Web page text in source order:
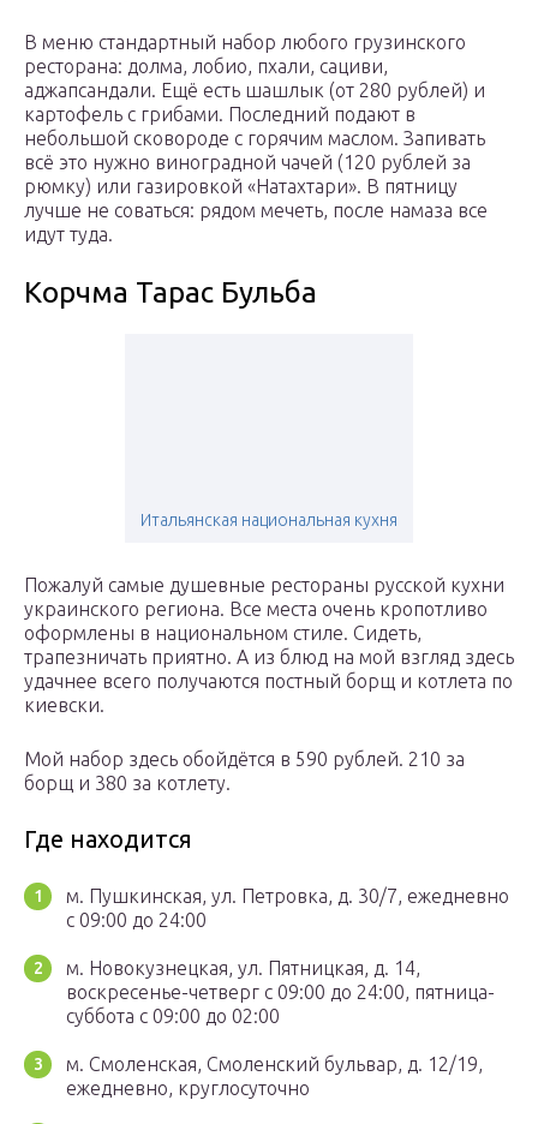
В меню стандартный набор любого грузинского
ресторана: долма, лобио, пхали, сациви,
аджапсандали. Ещё есть шашлык (от 280 рублей) и
картофель с грибами. Последний подают в
небольшой сковороде с горячим маслом. Запивать
всё это нужно виноградной чачей (120 рублей за
рюмку) или газировкой «Натахтари». В пятницу
лучше не соваться: рядом мечеть, после намаза все
идут туда.
Корчма Тарас Бульба
Итальянская национальная кухня
Пожалуй самые душевные рестораны русской кухни
украинского региона. Все места очень кропотливо
оформлены в национальном стиле. Сидеть,
трапезничать приятно. А из блюд на мой взгляд здесь
удачнее всего получаются постный борщ и котлета по
киевски.
Мой набор здесь обойдётся в 590 рублей. 210 за
борщ и 380 за котлету.
Где находится
м. Пушкинская, ул. Петровка, д. 30/7, ежедневно
с 09:00 до 24:00
м. Новокузнецкая, ул. Пятницкая, д. 14,
воскресенье-четверг с 09:00 до 24:00, пятница-
суббота с 09:00 до 02:00
м. Смоленская, Смоленский бульвар, д. 12/19,
ежедневно, круглосуточно